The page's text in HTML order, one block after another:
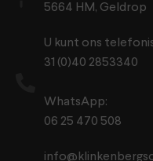
5664 HM, Geldrop
U kunt ons
31 (0)40 2853340
WhatsApp:
06 25 470 508